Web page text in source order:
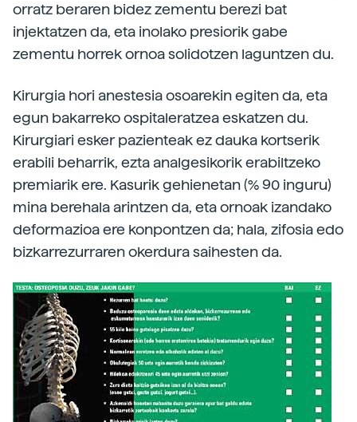
orratz beraren bidez zementu berezi bat
injektatzen da, eta inolako presiorik gabe
zementu horrek ornoa solidotzen laguntzen du.
Kirurgia hori anestesia osoarekin egiten da, eta
egun bakarreko ospitaleratzea eskatzen du.
Kirurgiari esker pazienteak ez dauka kortserik
erabili beharrik, ezta analgesikorik erabiltzeko
premiarik ere. Kasurik gehienetan (% 90 inguru)
mina berehala arintzen da, eta ornoak izandako
deformazioa ere konpontzen da; hala, zifosia edo
bizkarrezurraren okerdura saihesten da.